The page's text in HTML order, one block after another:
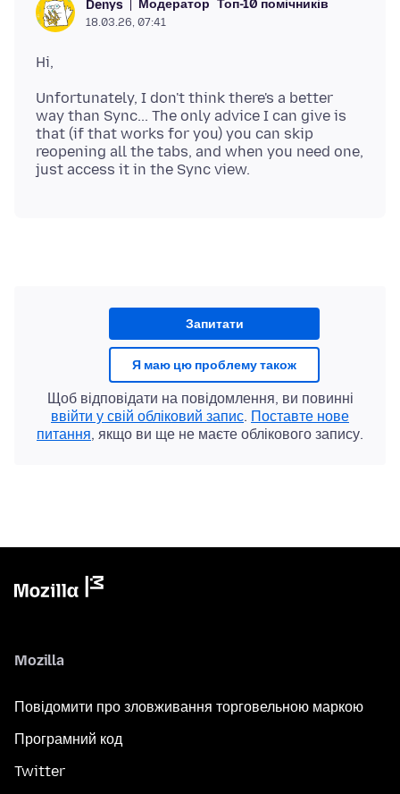
Denys Модератор Топ-10 помічників
18.03.26, 07:41
Unfortunately, I don't think there's a better
way than Sync... The only advice I can give is
that (if that works for you) you can skip
reopening all the tabs, and when you need one,
Запитати
Я маю цю проблему також
Щоб відповідати на повідомлення, ви повинні
ввійти у свій обліковий запис. Поставте нове
питання, якщо ви ще не маєте облікового запису.
Mozilla
Повідомити про зловживання торговельною маркою
Програмний код
Twitter